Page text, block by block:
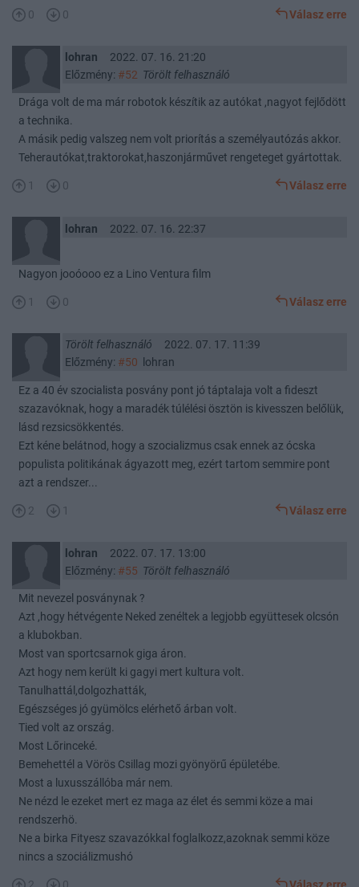
0 0 Válasz erre
lohran
2022. 07. 16. 21:20
Előzmény: #52 Törölt felhasználó
Drága volt de ma már robotok készítik az autókat ,nagyot fejlődött
a technika.
A másik pedig valszeg nem volt priorítás a személyautózás akkor.
Teherautókat,traktorokat,haszonjárművet rengeteget gyártottak.
1 0 Válasz erre
lohran 2022. 07. 16. 22:37
Nagyon jooóooo ez a Lino Ventura film
1 0 Válasz erre
Törölt felhasználó
2022. 07. 17. 11:39
Előzmény: #50 lohran
Ez a 40 év szocialista posvány pont jó táptalaja volt a fideszt
szazavóknak, hogy a maradék túlélési ösztön is kivesszen belőlük,
lásd rezsicsökkentés.
Ezt kéne belátnod, hogy a szocializmus csak ennek az ócska
populista politikának ágyazott meg, ezért tartom semmire pont
azt a rendszer...
2 1 Válasz erre
lohran
2022. 07. 17. 13:00
Előzmény: #55 Törölt felhasználó
Mit nevezel posványnak ?
Azt ,hogy hétvégente Neked zenéltek a legjobb együttesek olcsón
a klubokban.
Most van sportcsarnok giga áron.
Azt hogy nem került ki gagyi mert kultura volt.
Tanulhattál,dolgozhatták,
Egészséges jó gyümölcs elérhető árban volt.
Tied volt az ország.
Most Lőrinceké.
Bemehettél a Vörös Csillag mozi gyönyörű épületébe.
Most a luxusszállóba már nem.
Ne nézd le ezeket mert ez maga az élet és semmi köze a mai
rendszerhö.
Ne a birka Fityesz szavazókkal foglalkozz,azoknak semmi köze
nincs a szociálizmushó